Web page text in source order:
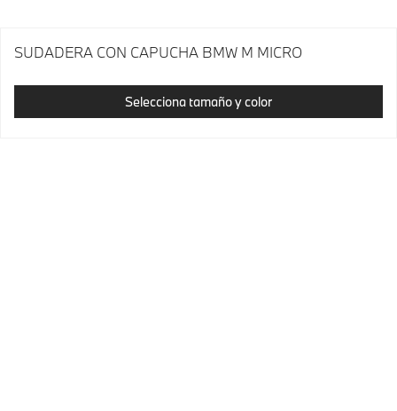
SUDADERA CON CAPUCHA BMW M MICRO
Selecciona tamaño y color